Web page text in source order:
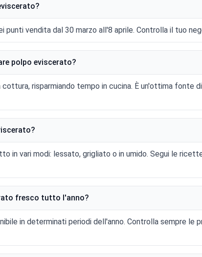
punti vendita dal 30 marzo all'8 aprile. Controlla il tuo
polpo eviscerato?
risparmiando tempo in cucina. È un'ottima fonte
in vari modi: lessato, grigliato o in umido. Segui le
fresco tutto l'anno?
in determinati periodi dell'anno. Controlla sempre le